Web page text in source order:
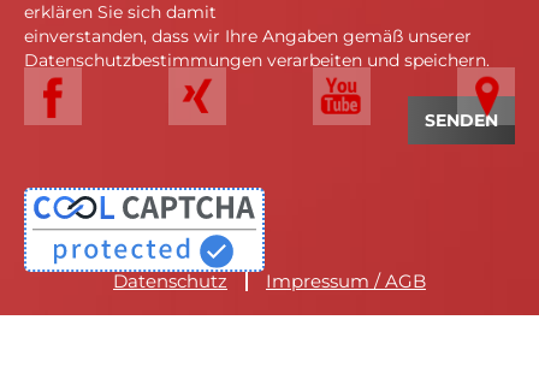
erklären Sie sich damit
einverstanden, dass wir Ihre Angaben gemäß unserer
Datenschutzbestimmungen verarbeiten und speichern.
Datenschutz Impressum / AGB